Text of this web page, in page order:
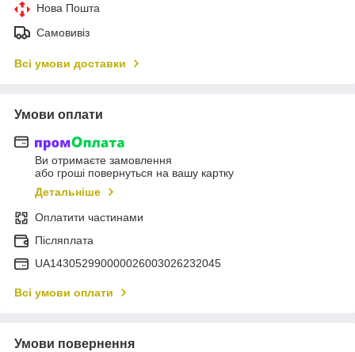
Нова Пошта
Самовивіз
Всі умови доставки
Умови оплати
Ви отримаєте замовлення
або гроші повернуться на вашу картку
Детальніше
Оплатити частинами
Післяплата
UA143052990000026003026232045
Всі умови оплати
Умови повернення